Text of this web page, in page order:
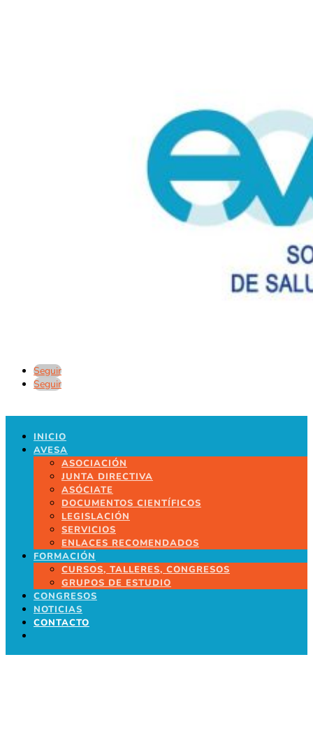
Seguir
Seguir
INICIO
AVESA
ASOCIACIÓN
JUNTA DIRECTIVA
ASÓCIATE
DOCUMENTOS CIENTÍFICOS
LEGISLACIÓN
SERVICIOS
ENLACES RECOMENDADOS
FORMACIÓN
CURSOS, TALLERES, CONGRESOS
GRUPOS DE ESTUDIO
CONGRESOS
NOTICIAS
CONTACTO